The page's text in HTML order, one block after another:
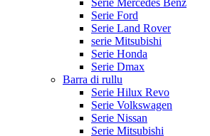
Serie Mercedes Benz
Serie Ford
Serie Land Rover
serie Mitsubishi
Serie Honda
Serie Dmax
Barra di rullu
Serie Hilux Revo
Serie Volkswagen
Serie Nissan
Serie Mitsubishi